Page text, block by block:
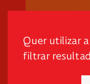
Quer utilizar
filtrar